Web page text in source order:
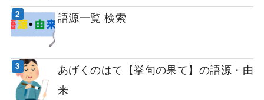
語源一覧 検索
あげくのはて【挙句の果て】の語源・由
来